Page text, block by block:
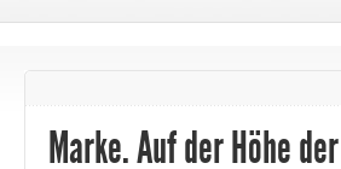
Marke. Auf der Höhe